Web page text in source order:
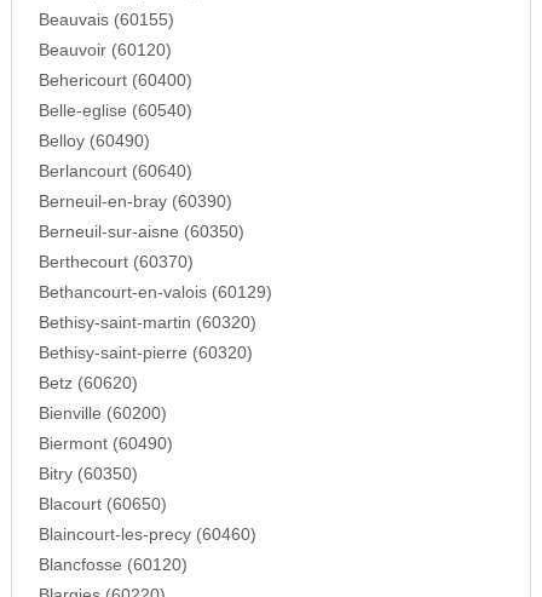
Beauvais (60155)
Beauvoir (60120)
Behericourt (60400)
Belle-eglise (60540)
Belloy (60490)
Berlancourt (60640)
Berneuil-en-bray (60390)
Berneuil-sur-aisne (60350)
Berthecourt (60370)
Bethancourt-en-valois (60129)
Bethisy-saint-martin (60320)
Bethisy-saint-pierre (60320)
Betz (60620)
Bienville (60200)
Biermont (60490)
Bitry (60350)
Blacourt (60650)
Blaincourt-les-precy (60460)
Blancfosse (60120)